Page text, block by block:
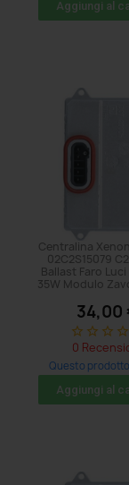
Aggiungi al
Centralina
02C2S15079
Ballast Faro Luci
35W Modulo
34,00
star_border star_border star_border star_border
0
Questo
acquistato:
Aggiungi al